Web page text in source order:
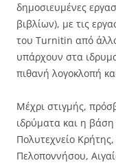
δημοσιευμένες
βιβλίων), με τις
του Turnitin από
υπάρχουν στα
πιθανή λογοκλοπή
Μέχρι στιγμής,
ιδρύματα και η
Πολυτεχνείο
Πελοποννήσου,